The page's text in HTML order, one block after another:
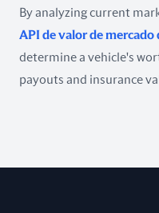
By analyzing current
API de valor de mercado
determine a vehicle's
payouts and insurance